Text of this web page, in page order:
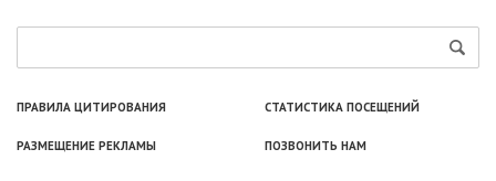
ПРАВИЛА ЦИТИРОВАНИЯ СТАТИСТИКА ПОСЕЩЕНИЙ
РАЗМЕЩЕНИЕ РЕКЛАМЫ ПОЗВОНИТЬ НАМ